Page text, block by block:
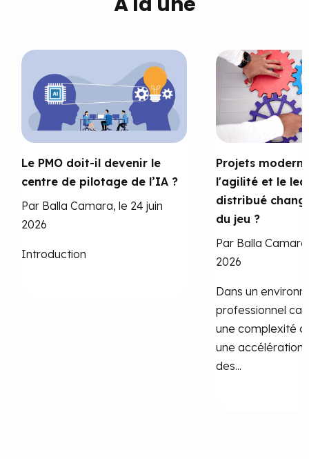
Le PMO doit-il devenir le
centre de pilotage de l’IA ?
Par Balla Camara, le 24 juin
2026
Introduction
Projets
l'agilité et le
distribué
du jeu ?
Par Balla
2026
Dans un
professionnel
une complexité
une accélération
des...